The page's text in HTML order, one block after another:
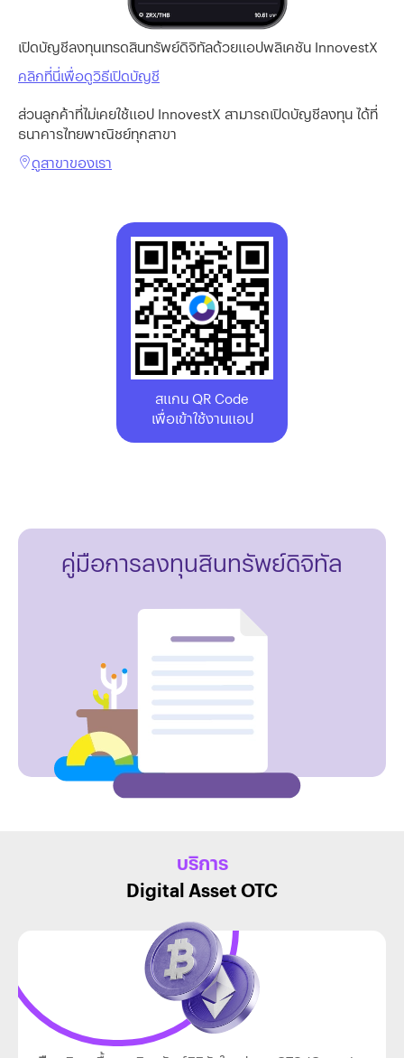
เปิดบัญชีลงทุนเทรดสินทรัพย์ดิจิทัลด้วยแอปพลิเคชัน InnovestX
คลิกที่นี่เพื่อดูวิธีเปิดบัญชี
ส่วนลูกค้าที่ไม่เคยใช้แอป InnovestX สามารถเปิดบัญชีลงทุน ได้ที่
ธนาคารไทยพาณิชย์ทุกสาขา
ดูสาขาของเรา
สแกน QR Code
เพื่อเข้าใช้งานแอป
คู่มือการลงทุนสินทรัพย์ดิจิทัล
บริการ
Digital Asset OTC